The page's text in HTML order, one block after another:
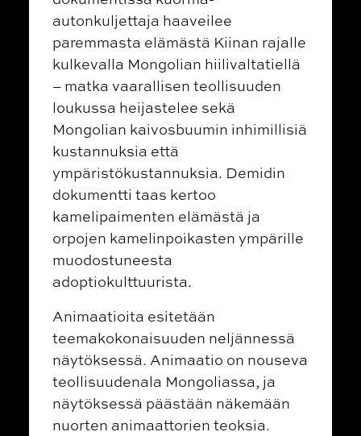
autonkuljettaja haaveilee
paremmasta elämästä Kiinan rajalle
kulkevalla Mongolian hiilivaltatiellä
– matka vaarallisen teollisuuden
loukussa heijastelee sekä
Mongolian kaivosbuumin inhimillisiä
kustannuksia että
ympäristökustannuksia. Demidin
dokumentti taas kertoo
kamelipaimenten elämästä ja
orpojen kamelinpoikasten ympärille
muodostuneesta
adoptiokulttuurista.
Animaatioita esitetään
teemakokonaisuuden neljännessä
näytöksessä. Animaatio on nouseva
teollisuudenala Mongoliassa, ja
näytöksessä päästään näkemään
nuorten animaattorien teoksia.